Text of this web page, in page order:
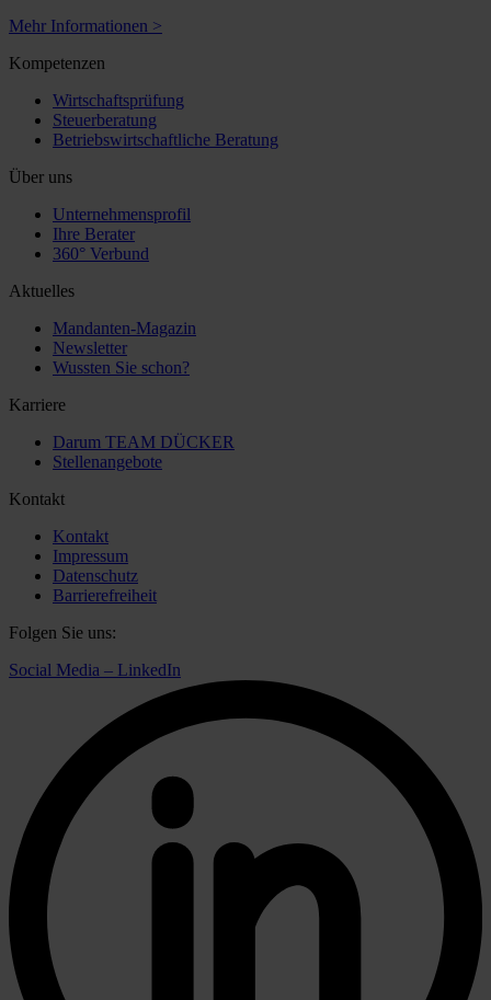
Mehr Informationen >
Kompetenzen
Wirtschaftsprüfung
Steuerberatung
Betriebswirtschaftliche Beratung
Über uns
Unternehmensprofil
Ihre Berater
360° Verbund
Aktuelles
Mandanten-Magazin
Newsletter
Wussten Sie schon?
Karriere
Darum TEAM DÜCKER
Stellenangebote
Kontakt
Kontakt
Impressum
Datenschutz
Barrierefreiheit
Folgen Sie uns:
Social Media – LinkedIn